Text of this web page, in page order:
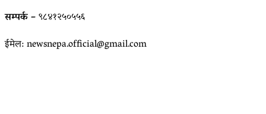
सम्पर्क –९८४१२५०५५६
ईमेल: newsnepa.official@gmail.com